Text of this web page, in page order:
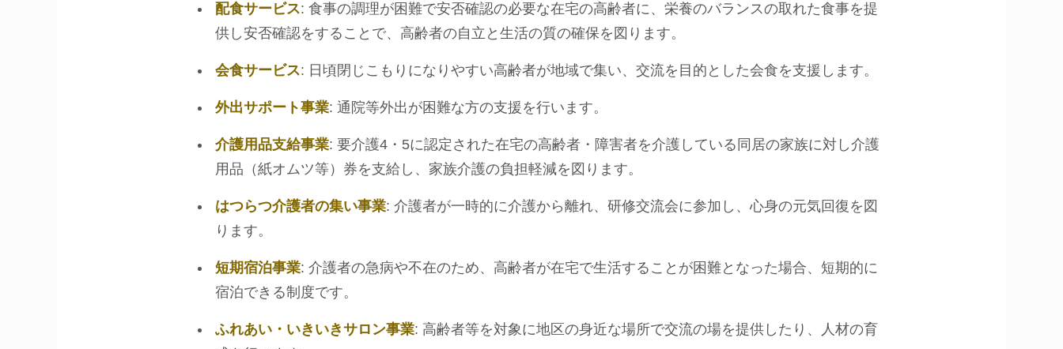
配食サービス: 食事の調理が困難で安否確認の必要な在宅の高齢者に、栄養のバランスの取れた食事を提
供し安否確認をすることで、高齢者の自立と生活の質の確保を図ります。
会食サービス: 日頃閉じこもりになりやすい高齢者が地域で集い、交流を目的とした会食を支援します。
外出サポート事業: 通院等外出が困難な方の支援を行います。
介護用品支給事業: 要介護4・5に認定された在宅の高齢者・障害者を介護している同居の家族に対し介護
用品（紙オムツ等）券を支給し、家族介護の負担軽減を図ります。
はつらつ介護者の集い事業: 介護者が一時的に介護から離れ、研修交流会に参加し、心身の元気回復を図
ります。
短期宿泊事業: 介護者の急病や不在のため、高齢者が在宅で生活することが困難となった場合、短期的に
宿泊できる制度です。
ふれあい・いきいきサロン事業: 高齢者等を対象に地区の身近な場所で交流の場を提供したり、人材の育